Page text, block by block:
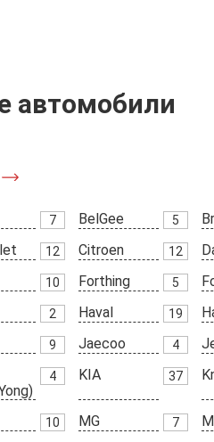
автомобили
7 BelGee 5
12 Citroen 12
10 Forthing 5
2 Haval 19
9 Jaecoo 4
4 KIA 37
10 MG 7